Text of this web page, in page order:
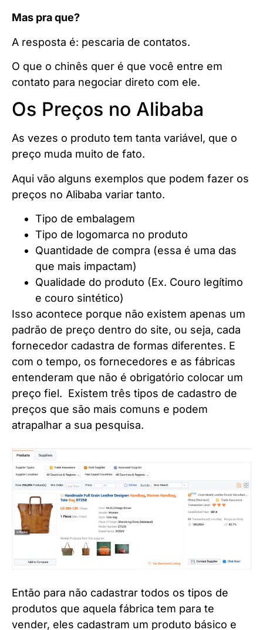
Mas pra que?
A resposta é: pescaria de contatos.
O que o chinês quer é que você entre em
contato para negociar direto com ele.
Os Preços no Alibaba
As vezes o produto tem tanta variável, que o
preço muda muito de fato.
Aqui vão alguns exemplos que podem fazer os
preços no Alibaba variar tanto.
Tipo de embalagem
Tipo de logomarca no produto
Quantidade de compra (essa é uma das
que mais impactam)
Qualidade do produto (Ex. Couro legítimo
e couro sintético)
Isso acontece porque não existem apenas um
padrão de preço dentro do site, ou seja, cada
fornecedor cadastra de formas diferentes. E
com o tempo, os fornecedores e as fábricas
entenderam que não é obrigatório colocar um
preço fiel. Existem três tipos de cadastro de
preços que são mais comuns e podem
atrapalhar a sua pesquisa.
Então para não cadastrar todos os tipos de
produtos que aquela fábrica tem para te
vender, eles cadastram um produto básico e